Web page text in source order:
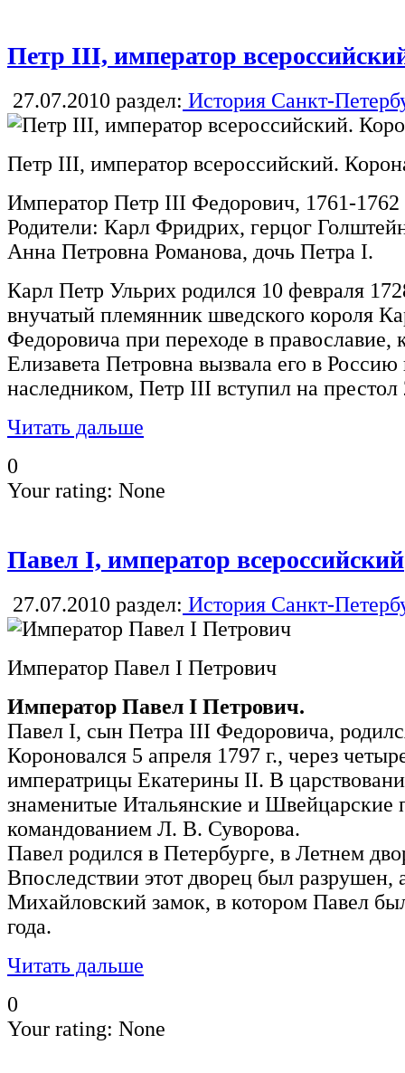
Петр III, император
27.07.2010 раздел: История Санкт-
Петр III, император всероссийский.
Император Петр III Федорович, 1761-1762
Родители: Карл Фридрих, герцог
Анна Петровна Романова, дочь Петра I.
Карл Петр Ульрих родился 10 февраля
внучатый племянник шведского короля
Федоровича при переходе в православие,
Елизавета Петровна вызвала его в
наследником, Петp III вступил на престол
Читать дальше
0
Your rating: None
Павел I, император всероссийский
27.07.2010 раздел: История Санкт-
Император Павел I Петрович
Император Павел I Петрович.
Павел I, сын Петра III Федоровича,
Короновался 5 апреля 1797 г., через
императрицы Екатерины II. В
знаменитые Итальянские и Швейцарские
командованием Л. В. Суворова.
Павел родился в Петербурге, в Летнем
Впоследствии этот дворец был разрушен,
Михайловский замок, в котором Павел
года.
Читать дальше
0
Your rating: None